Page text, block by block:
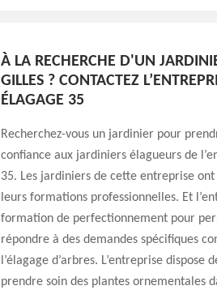
À LA RECHERCHE D'UN
GILLES ? CONTACTEZ
ÉLAGAGE 35
Recherchez-vous un jardinier pour
confiance aux jardiniers élagueurs de
35. Les jardiniers de cette entreprise
leurs formations professionnelles. Et
formation de perfectionnement pour
répondre à des demandes spécifiques
l’élagage d’arbres. L’entreprise
prendre soin des plantes ornementales